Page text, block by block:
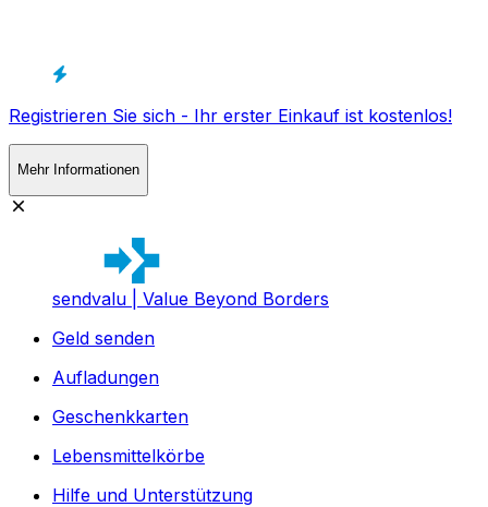
Registrieren Sie sich - Ihr erster Einkauf ist kostenlos!
Mehr Informationen
sendvalu | Value Beyond Borders
Geld senden
Aufladungen
Geschenkkarten
Lebensmittelkörbe
Hilfe und Unterstützung